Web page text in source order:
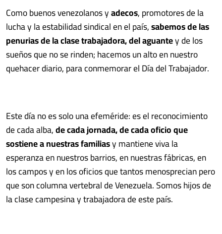
Como buenos venezolanos yadecos, promotores de la
lucha y la estabilidad sindical en el país,sabemos de las
penurias de la clase trabajadora, del aguantey de los
sueños que no se rinden; hacemos un alto en nuestro
quehacer diario, para conmemorar el Día del Trabajador.
Este día no es solo una efeméride: es el reconocimiento
de cada alba,de cada jornada, de cada oficio que
sostiene a nuestras familiasy mantiene viva la
esperanza en nuestros barrios, en nuestras fábricas, en
los campos y en los oficios que tantos menosprecian pero
que son columna vertebral de Venezuela. Somos hijos de
la clase campesina y trabajadora de este país.